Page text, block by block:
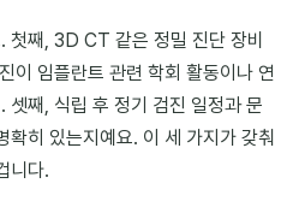
첫째, 3D CT 같은 정밀 진단 장비
이 임플란트 관련 학회 활동이나 연
셋째, 식립 후 정기 검진 일정과 문
확히 있는지예요. 이 세 가지가 갖춰
니다.